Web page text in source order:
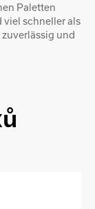
Paletten
schneller als
und